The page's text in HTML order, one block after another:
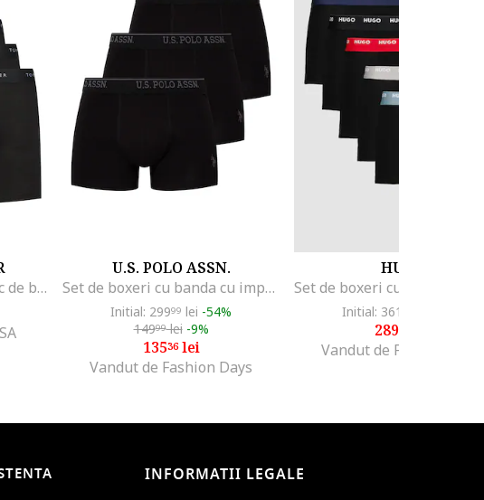
Set de boxeri din amestec de bumbac cu banda logo in talie
U.S. POLO ASSN.
Set de boxeri cu banda cu imprimeu logo - 3 perechi, Negru/Gri
Initial: 29999 lei -54%
14999lei -9%
13536lei
Vandut de Fashion Days
HUGO
Initial: 361
28999
Vandut de Fashion Days
INFORMATII LEGALE